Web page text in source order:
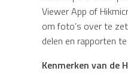
Viewer App of
om foto’s over te
delen en rapporten
Kenmerken van de